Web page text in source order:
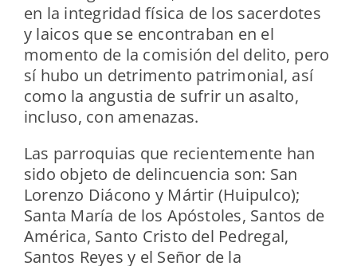
en la integridad física de los sacerdotes
y laicos que se encontraban en el
momento de la comisión del delito, pero
sí hubo un detrimento patrimonial, así
como la angustia de sufrir un asalto,
incluso, con amenazas.
Las parroquias que recientemente han
sido objeto de delincuencia son: San
Lorenzo Diácono y Mártir (Huipulco);
Santa María de los Apóstoles, Santos de
América, Santo Cristo del Pedregal,
Santos Reyes y el Señor de la